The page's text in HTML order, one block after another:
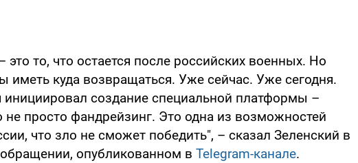
это то, что остается после российских военных. Но
куда возвращаться. Уже сейчас. Уже сегодня.
инициировал создание специальной платформы –
не просто фандрейзинг. Это одна из возможностей
что зло не сможет победить", – сказал Зеленский в
опубликованном в Telegram-канале.